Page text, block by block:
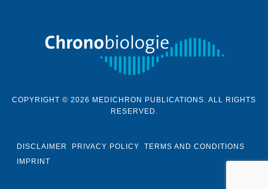
COPYRIGHT © 2026 MEDICHRON PUBLICATIONS. ALL RIGHTS
RESERVED.
DISCLAIMER PRIVACY POLICY
TERMS AND CONDITIONS
IMPRINT